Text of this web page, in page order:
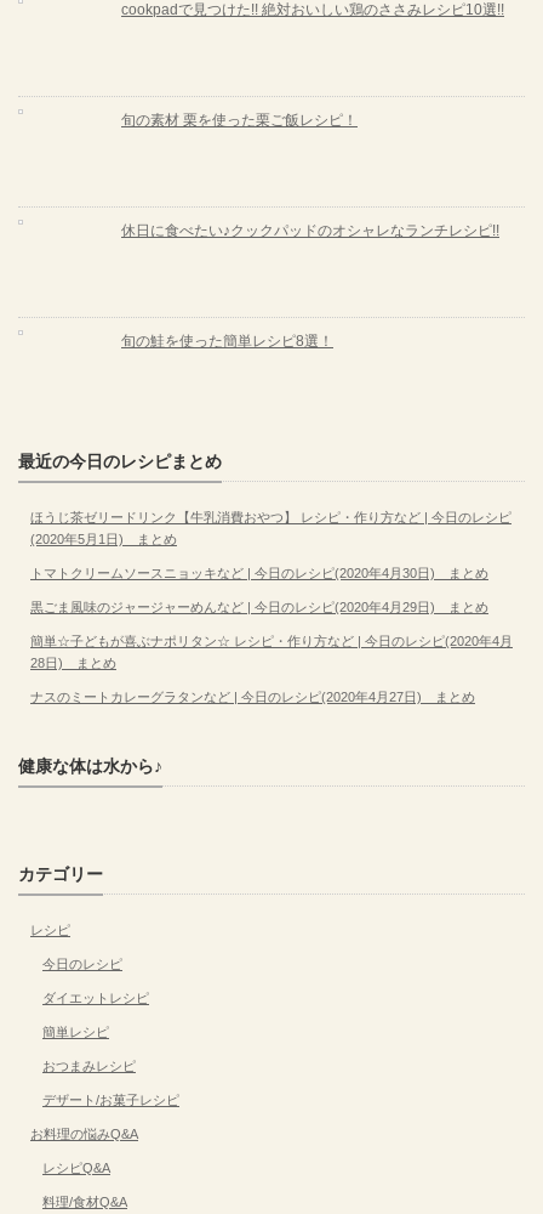
cookpadで見つけた!! 絶対おいしい鶏のささみレシピ10選!!
旬の素材 栗を使った栗ご飯レシピ！
休日に食べたい♪クックパッドのオシャレなランチレシピ!!
旬の鮭を使った簡単レシピ8選！
最近の今日のレシピまとめ
ほうじ茶ゼリードリンク【牛乳消費おやつ】 レシピ・作り方など | 今日のレシピ
(2020年5月1日) まとめ
トマトクリームソースニョッキなど | 今日のレシピ(2020年4月30日) まとめ
黒ごま風味のジャージャーめんなど | 今日のレシピ(2020年4月29日) まとめ
簡単☆子どもが喜ぶナポリタン☆ レシピ・作り方など | 今日のレシピ(2020年4月
28日) まとめ
ナスのミートカレーグラタンなど | 今日のレシピ(2020年4月27日) まとめ
健康な体は水から♪
カテゴリー
レシピ
今日のレシピ
ダイエットレシピ
簡単レシピ
おつまみレシピ
デザート/お菓子レシピ
お料理の悩みQ&A
レシピQ&A
料理/食材Q&A